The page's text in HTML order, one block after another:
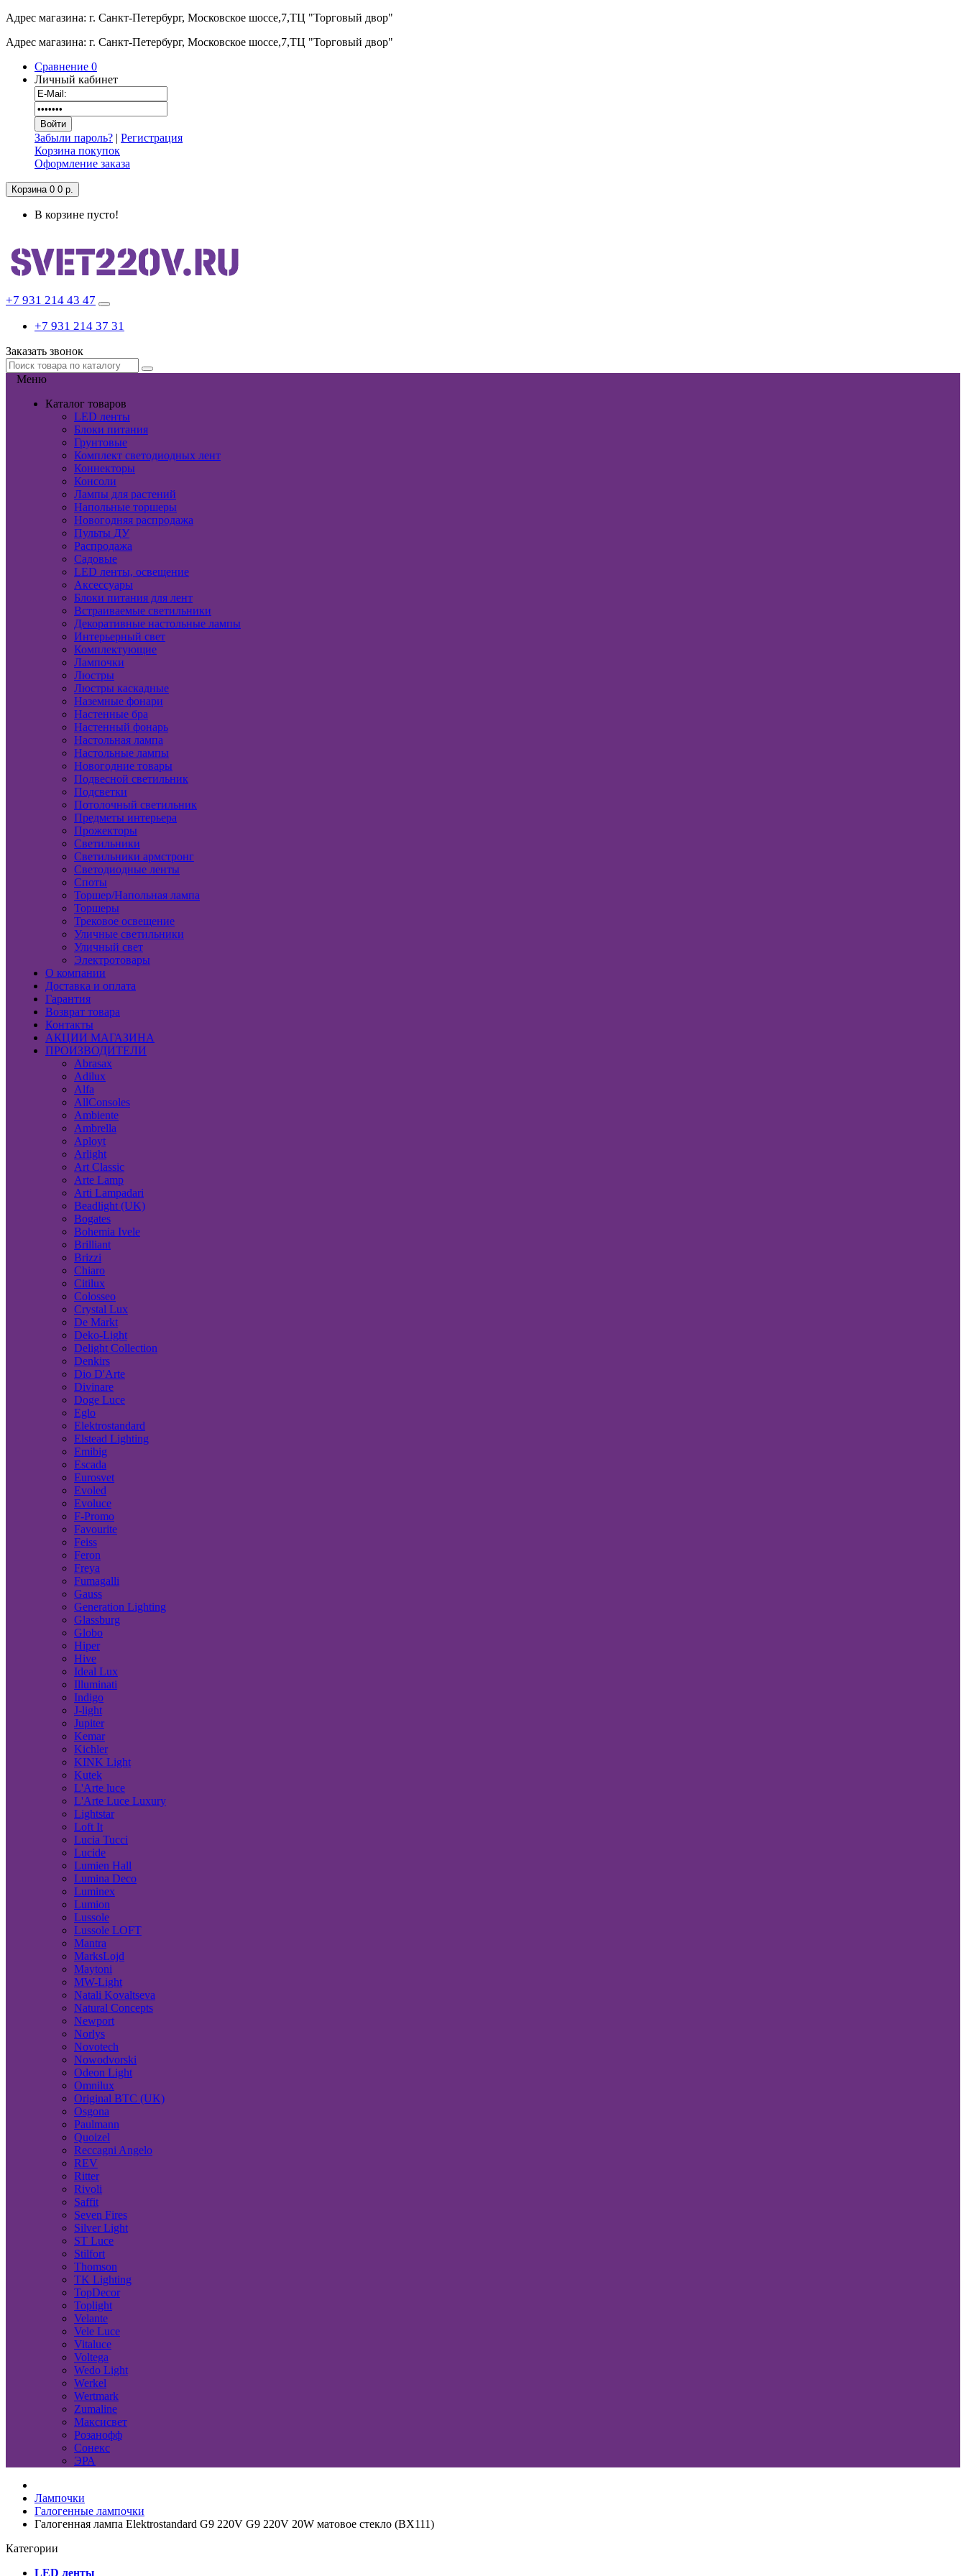
Адрес магазина: г. Санкт-Петербург, Московское шоссе,7,ТЦ "Торговый двор"
Адрес магазина: г. Санкт-Петербург, Московское шоссе,7,ТЦ "Торговый двор"
Сравнение 0
Личный кабинет
Забыли пароль? | Регистрация
Корзина покупок
Оформление заказа
Корзина 0 0 р.
В корзине пусто!
+7 931 214 43 47
+7 931 214 37 31
Заказать звонок
Меню
Каталог товаров
LED ленты
Блоки питания
Грунтовые
Комплект светодиодных лент
Коннекторы
Консоли
Лампы для растений
Напольные торшеры
Новогодняя распродажа
Пульты ДУ
Распродажа
Садовые
LED ленты, освещение
Аксессуары
Блоки питания для лент
Встраиваемые светильники
Декоративные настольные лампы
Интерьерный свет
Комплектующие
Лампочки
Люстры
Люстры каскадные
Наземные фонари
Настенные бра
Настенный фонарь
Настольная лампа
Настольные лампы
Новогодние товары
Подвесной светильник
Подсветки
Потолочный светильник
Предметы интерьера
Прожекторы
Светильники
Светильники армстронг
Светодиодные ленты
Споты
Торшер/Напольная лампа
Торшеры
Трековое освещение
Уличные светильники
Уличный свет
Электротовары
О компании
Доставка и оплата
Гарантия
Возврат товара
Контакты
АКЦИИ МАГАЗИНА
ПРОИЗВОДИТЕЛИ
Abrasax
Adilux
Alfa
AllConsoles
Ambiente
Ambrella
Aployt
Arlight
Art Classic
Arte Lamp
Arti Lampadari
Beadlight (UK)
Bogates
Bohemia Ivele
Brilliant
Brizzi
Chiaro
Citilux
Colosseo
Crystal Lux
De Markt
Deko-Light
Delight Collection
Denkirs
Dio D'Arte
Divinare
Doge Luce
Eglo
Elektrostandard
Elstead Lighting
Emibig
Escada
Eurosvet
Evoled
Evoluce
F-Promo
Favourite
Feiss
Feron
Freya
Fumagalli
Gauss
Generation Lighting
Glassburg
Globo
Hiper
Hive
Ideal Lux
Illuminati
Indigo
J-light
Jupiter
Kemar
Kichler
KINK Light
Kutek
L'Arte luce
L'Arte Luce Luxury
Lightstar
Loft It
Lucia Tucci
Lucide
Lumien Hall
Lumina Deco
Luminex
Lumion
Lussole
Lussole LOFT
Mantra
MarksLojd
Maytoni
MW-Light
Natali Kovaltseva
Natural Concepts
Newport
Norlys
Novotech
Nowodvorski
Odeon Light
Omnilux
Original BTC (UK)
Osgona
Paulmann
Quoizel
Reccagni Angelo
REV
Ritter
Rivoli
Saffit
Seven Fires
Silver Light
ST Luce
Stilfort
Thomson
TK Lighting
TopDecor
Toplight
Velante
Vele Luce
Vitaluce
Voltega
Wedo Light
Werkel
Wertmark
Zumaline
Максисвет
Розанофф
Сонекс
ЭРА
Лампочки
Галогенные лампочки
Галогенная лампа Elektrostandard G9 220V G9 220V 20W матовое стекло (BХ111)
Категории
LED ленты